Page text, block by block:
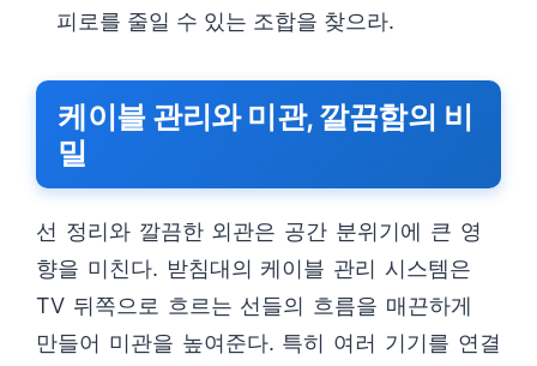
피로를 줄일 수 있는 조합을 찾으라.
케이블 관리와 미관, 깔끔함의 비
밀
선 정리와 깔끔한 외관은 공간 분위기에 큰 영
향을 미친다. 받침대의 케이블 관리 시스템은
TV 뒤쪽으로 흐르는 선들의 흐름을 매끈하게
만들어 미관을 높여준다. 특히 여러 기기를 연결